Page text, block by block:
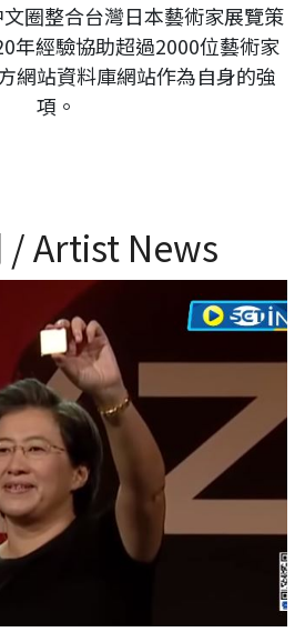
文圈整合台灣日本藝術家展覽策
年經驗協助超過2000位藝術家
網站資料庫網站作為自身的強
項。
/ Artist News